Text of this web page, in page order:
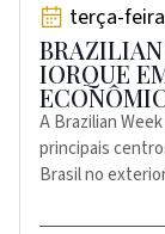
terça-
IORQUE
A Brazilian
principais
Brasil no